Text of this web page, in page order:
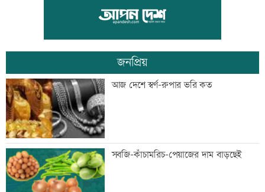
পাঁচদফা দাবিতে বাগেরহাটে ১১ দলীয় ঐক্যের
বিক্ষোভ
নিয়োগ পরীক্ষায় অনিয়ম, উত্তাল ভারতের
ঝাড়খণ্ড
আজ রবীন্দ্রনাথ ঠাকুরের চলে যাওয়ার দিন
জনপ্রিয়
আজ দেশে স্বর্ণ-রুপার ভরি কত
সবজি-কাঁচামরিচ-পেয়াজের দাম বাড়ছেই